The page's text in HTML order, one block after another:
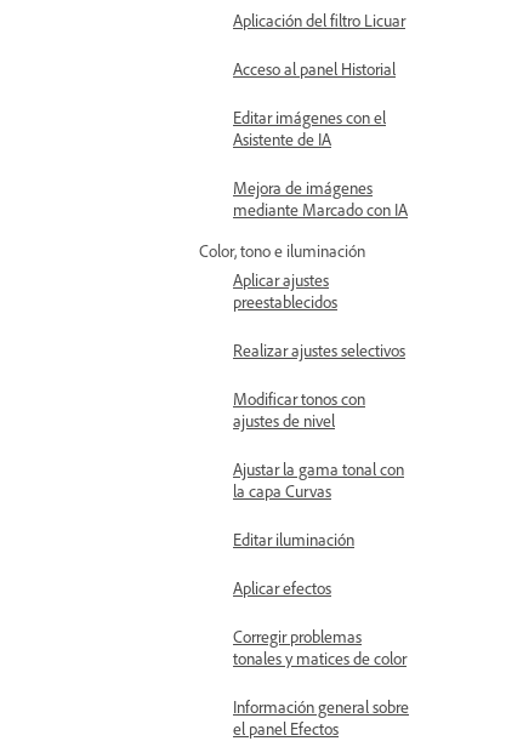
Aplicación del filtro Licuar
Acceso al panel Historial
Editar imágenes con el
Asistente de IA
Mejora de imágenes
mediante Marcado con IA
Color, tono e iluminación
Aplicar ajustes
preestablecidos
Realizar ajustes selectivos
Modificar tonos con
ajustes de nivel
Ajustar la gama tonal con
la capa Curvas
Editar iluminación
Aplicar efectos
Corregir problemas
tonales y matices de color
Información general sobre
el panel Efectos